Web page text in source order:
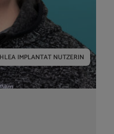
IMPLANTAT NUTZERIN